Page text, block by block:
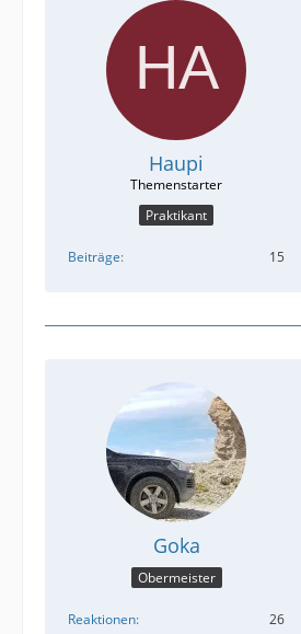
Haupi
Praktikant
Beiträge 15
Goka
Obermeister
Reaktionen
26